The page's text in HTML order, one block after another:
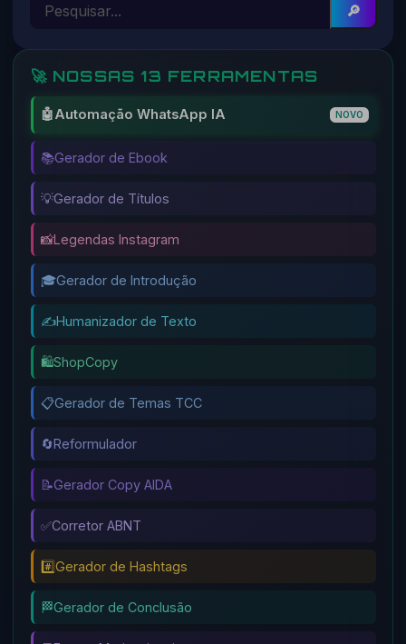
🔎
🚀 NOSSAS 13 FERRAMENTAS
🤖Automação WhatsApp IA NOVO
📚Gerador de Ebook
💡Gerador de Títulos
📸Legendas Instagram
🎓Gerador de Introdução
✍️Humanizador de Texto
🛍️ShopCopy
📋Gerador de Temas TCC
🔄Reformulador
📝Gerador Copy AIDA
✅Corretor ABNT
#️⃣Gerador de Hashtags
🏁Gerador de Conclusão